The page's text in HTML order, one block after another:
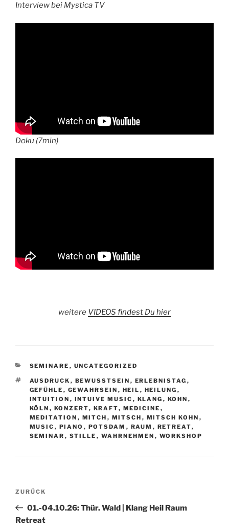
Interview bei Mystica TV
Doku (7min)
weitere VIDEOS findest Du hier
KATEGORIEN
SEMINARE , UNCATEGORIZED
SCHLAGWÖRTER
AUSDRUCK , BEWUSSTSEIN , ERLEBNISTAG ,
GEFÜHLE , GEWAHRSEIN , HEIL , HEILUNG ,
INTUITION , INTUIVE MUSIC , KLANG , KOHN ,
KÖLN , KONZERT, KRAFT, MEDICINE ,
MEDITATION , MITCH , MITSCH , MITSCH KOHN ,
MUSIC , PIANO , POTSDAM , RAUM , RETREAT,
SEMINAR , STILLE , WAHRNEHMEN , WORKSHOP
Beitragsnavigation
Vorheriger
Beitrag
ZURÜCK
01.-04.10.26: Thür. Wald | Klang Heil Raum
Retreat